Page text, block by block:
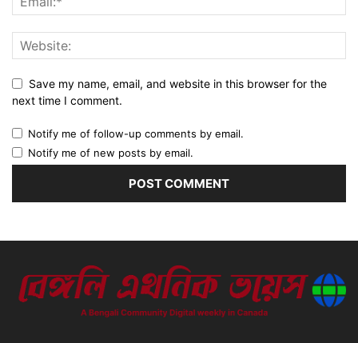
Save my name, email, and website in this browser for the
next time I comment.
Notify me of follow-up comments by email.
Notify me of new posts by email.